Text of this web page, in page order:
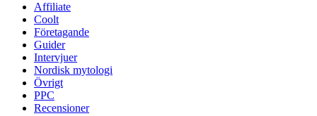
Affiliate
Coolt
Företagande
Guider
Intervjuer
Nordisk mytologi
Övrigt
PPC
Recensioner